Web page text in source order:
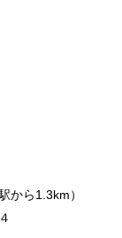
から1.3km）